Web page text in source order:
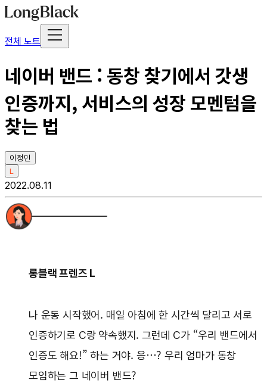
전체 노트
네이버 밴드 : 동창 찾기에서 갓생
인증까지, 서비스의 성장 모멘텀을
찾는 법
이정민
L
2022.08.11
롱블랙 프렌즈 L
나 운동 시작했어. 매일 아침에 한 시간씩 달리고 서로
인증하기로 C랑 약속했지. 그런데 C가 “우리 밴드에서
인증도 해요!” 하는 거야. 응…? 우리 엄마가 동창
모임하는 그 네이버 밴드?